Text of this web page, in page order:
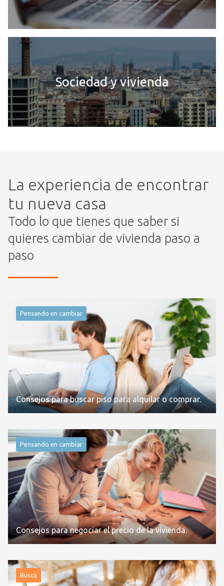
Sociedad y vivienda
La experiencia de encontrar
tu nueva casa
Todo lo que tienes que saber si
quieres cambiar de vivienda paso a
paso
Pensando en cambiar
Consejos para buscar piso para alquilar o comprar.
Pensando en cambiar
Consejos para negociar el precio de la vivienda.
Busca